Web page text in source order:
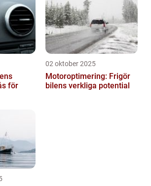
för
02 oktober 2025
Motoroptimering: Frigör
bilens verkliga potential